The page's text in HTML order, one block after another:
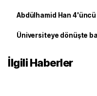
Abdülhamid Han 4'üncü
Üniversiteye dönüşte
İlgili Haberler